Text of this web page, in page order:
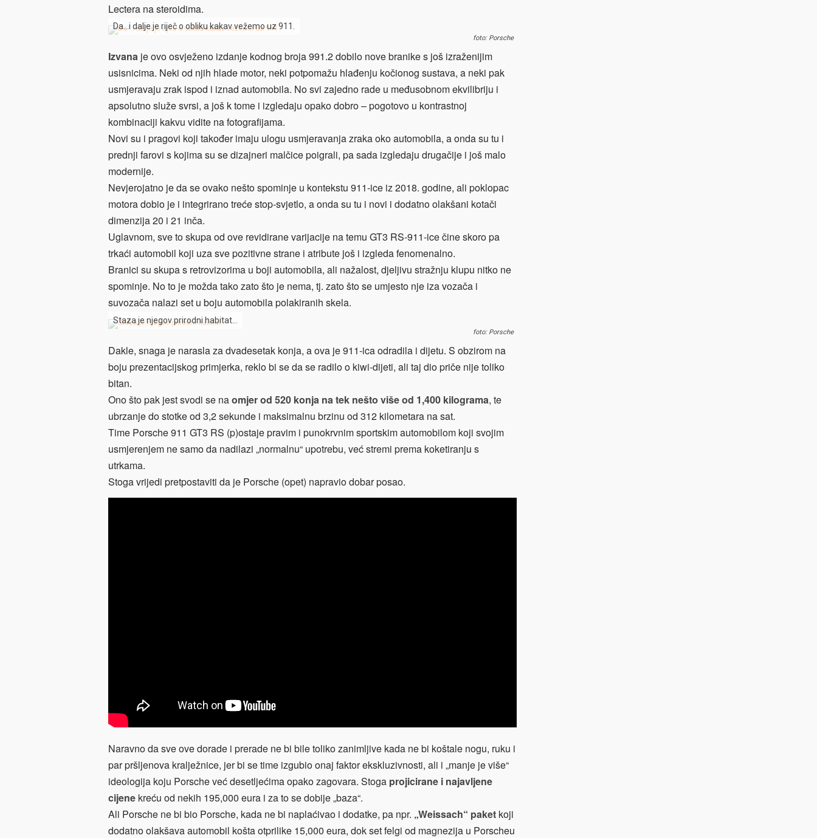
Lectera na steroidima.
Da…i dalje je riječ o obliku kakav vežemo uz 911.
foto: Porsche
Izvana je ovo osvježeno izdanje kodnog broja 991.2 dobilo nove branike s još izraženijim
usisnicima. Neki od njih hlade motor, neki potpomažu hlađenju kočionog sustava, a neki pak
usmjeravaju zrak ispod i iznad automobila. No svi zajedno rade u međusobnom ekvilibriju i
apsolutno služe svrsi, a još k tome i izgledaju opako dobro – pogotovo u kontrastnoj
kombinaciji kakvu vidite na fotografijama.
Novi su i pragovi koji također imaju ulogu usmjeravanja zraka oko automobila, a onda su tu i
prednji farovi s kojima su se dizajneri malčice poigrali, pa sada izgledaju drugačije i još malo
modernije.
Nevjerojatno je da se ovako nešto spominje u kontekstu 911-ice iz 2018. godine, ali poklopac
motora dobio je i integrirano treće stop-svjetlo, a onda su tu i novi i dodatno olakšani kotači
dimenzija 20 i 21 inča.
Uglavnom, sve to skupa od ove revidirane varijacije na temu GT3 RS-911-ice čine skoro pa
trkaći automobil koji uza sve pozitivne strane i atribute još i izgleda fenomenalno.
Branici su skupa s retrovizorima u boji automobila, ali nažalost, djeljivu stražnju klupu nitko ne
spominje. No to je možda tako zato što je nema, tj. zato što se umjesto nje iza vozača i
suvozača nalazi set u boju automobila polakiranih skela.
Staza je njegov prirodni habitat…
foto: Porsche
Dakle, snaga je narasla za dvadesetak konja, a ova je 911-ica odradila i dijetu. S obzirom na
boju prezentacijskog primjerka, reklo bi se da se radilo o kiwi-dijeti, ali taj dio priče nije toliko
bitan.
Ono što pak jest svodi se naomjer od 520 konja na tek nešto više od 1,400 kilograma, te
ubrzanje do stotke od 3,2 sekunde i maksimalnu brzinu od 312 kilometara na sat.
Time Porsche 911 GT3 RS (p)ostaje pravim i punokrvnim sportskim automobilom koji svojim
usmjerenjem ne samo da nadilazi „normalnu“ upotrebu, već stremi prema koketiranju s
utrkama.
Stoga vrijedi pretpostaviti da je Porsche (opet) napravio dobar posao.
Naravno da sve ove dorade i prerade ne bi bile toliko zanimljive kada ne bi koštale nogu, ruku i
par pršljenova kralježnice, jer bi se time izgubio onaj faktor ekskluzivnosti, ali i „manje je više“
ideologija koju Porsche već desetljećima opako zagovara. Stoga projicirane i najavljene
cijene kreću od nekih 195,000 eura i za to se dobije „baza“.
Ali Porsche ne bi bio Porsche, kada ne bi naplaćivao i dodatke, pa npr. „Weissach“ paket koji
dodatno olakšava automobil košta otprilike 15,000 eura, dok set felgi od magnezija u Porscheu